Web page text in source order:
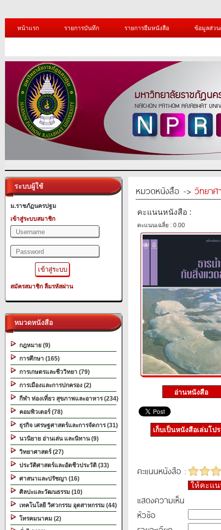
หน้าแรก รายการบันทึก รายการยืมหนังสือ ข้อมูลส่ว
ระบบผู้ใช้
ม.ราชภัฏนครปฐม
เข้าสู่ระบบสมาชิก
สมัครสมาชิก ลืมรหัสผ่าน
หมวดหนังสือ
กฎหมาย (9)
การศึกษา (165)
การเกษตรและชีววิทยา (79)
การเมืองและการปกครอง (2)
กีฬา ท่องเที่ยว สุขภาพและอาหาร (234)
คอมพิวเตอร์ (78)
ธุรกิจ เศรษฐศาสตร์และการจัดการ (31)
นวนิยาย อ่านเล่น และนิทาน (9)
วิทยาศาสตร์ (27)
ประวัติศาสตร์และอัตชีวประวัติ (33)
ศาสนาและปรัชญา (16)
ศิลปะและวัฒนธรรม (10)
เทคโนโลยี วิศวกรรม อุตสาหกรรม (44)
โทรคมนาคม (2)
หมวดหนังสือ -> วิทยาศ
คะแนนหนังสือ :
คะแนนเฉลี่ย : 0.00
เก็บเป็นหนังสือเล่มโป
คะแนนหนังสือ :
ให้คะแ
แสดงความเห็น
หัวข้อ